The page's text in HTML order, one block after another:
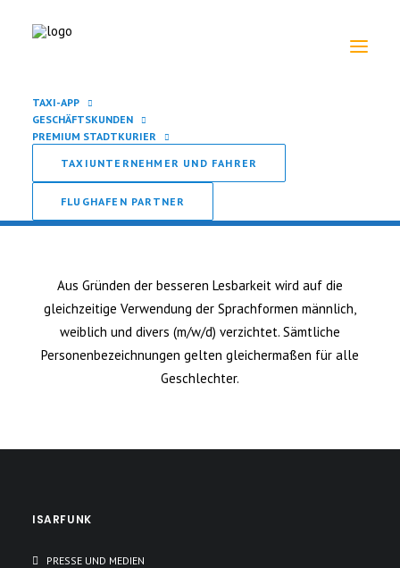
TAXI-APP
GESCHÄFTSKUNDEN
PREMIUM STADTKURIER
TAXIUNTERNEHMER UND FAHRER
FLUGHAFEN PARTNER
Genderhinweis
Aus Gründen der besseren Lesbarkeit wird auf die
gleichzeitige Verwendung der Sprachformen männlich,
weiblich und divers (m/w/d) verzichtet. Sämtliche
Personenbezeichnungen gelten gleichermaßen für alle
Geschlechter.
ISARFUNK
PRESSE UND MEDIEN